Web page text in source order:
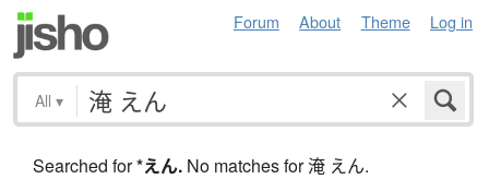
Forum About Theme Log in
All ▾
Searched for*えん. No matches for 淹 えん.